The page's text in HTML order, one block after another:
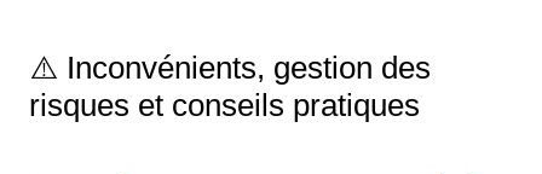
⚠️ Inconvénients, gestion des
risques et conseils pratiques